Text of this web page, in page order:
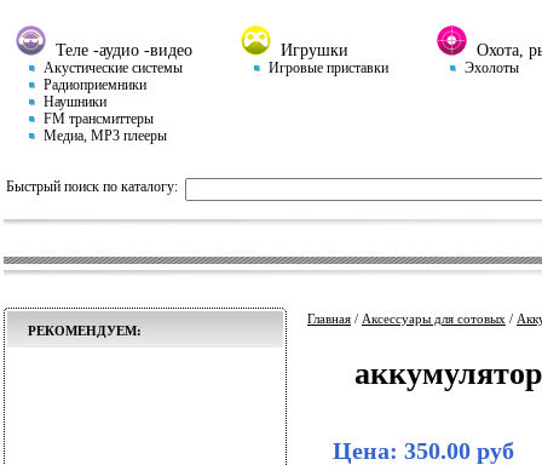
Теле -аудио -видео
Акустические системы
Радиоприемники
Наушники
FM трансмиттеры
Медиа, MP3 плееры
Игрушки
Игровые приставки
Охота,
Эхолоты
Быстрый поиск по каталогу:
РЕКОМЕНДУЕМ:
Главная / Аксессуары для сотовых /
Цена: 350.00 руб